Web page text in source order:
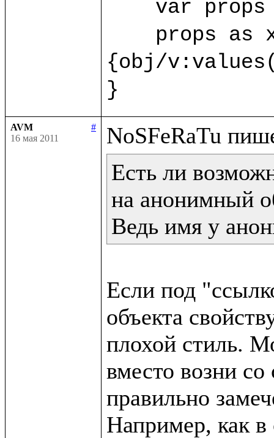
var props
props as
{obj/
}
AVM
#
16 мая 2011
Есть ли
на анонимный
Ведь имя у
Если под
объекта
плохой стиль.
вместо возни
правильно
Например, как